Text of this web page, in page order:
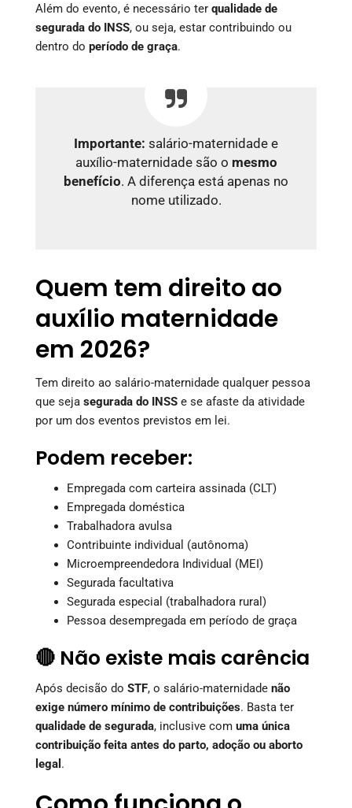
Além do evento, é necessário ter qualidade de
segurada do INSS, ou seja, estar contribuindo ou
dentro do período de graça.
Importante: salário-maternidade e
auxílio-maternidade são o mesmo
benefício. A diferença está apenas no
nome utilizado.
Quem tem direito ao
auxílio maternidade
em 2026?
Tem direito ao salário-maternidade qualquer pessoa
que seja segurada do INSS e se afaste da atividade
por um dos eventos previstos em lei.
Podem receber:
Empregada com carteira assinada (CLT)
Empregada doméstica
Trabalhadora avulsa
Contribuinte individual (autônoma)
Microempreendedora Individual (MEI)
Segurada facultativa
Segurada especial (trabalhadora rural)
Pessoa desempregada em período de graça
🔴 Não existe mais carência
Após decisão do STF, o salário-maternidade não
exige número mínimo de contribuições. Basta ter
qualidade de segurada, inclusive com uma única
contribuição feita antes do parto, adoção ou aborto
legal .